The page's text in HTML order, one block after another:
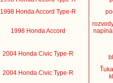
1998 Honda Accord Type-R
1998 Honda Accord
2004 Honda Civic Type-R
2004 Honda Civic Type-R